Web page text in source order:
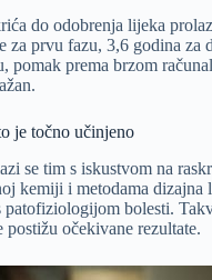
do odobrenja lijeka
za prvu fazu, 3,6 godina
pomak prema brzom
je točno učinjeno
se tim s iskustvom na
kemiji i metodama
patofiziologijom bolesti.
postižu očekivane rezultate.